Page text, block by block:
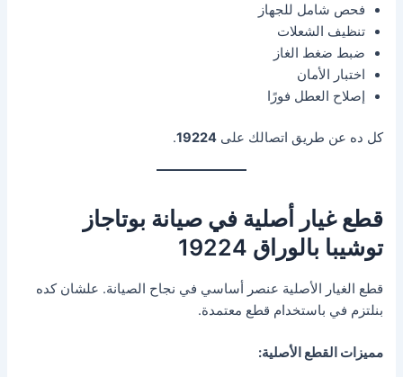
فحص شامل للجهاز
تنظيف الشعلات
ضبط ضغط الغاز
اختبار الأمان
إصلاح العطل فورًا
كل ده عن طريق اتصالك على19224
.
قطع غيار أصلية في صيانة بوتاجاز
توشيبا بالوراق 19224
قطع الغيار الأصلية عنصر أساسي في نجاح الصيانة. علشان كده
بنلتزم في باستخدام قطع معتمدة.
مميزات القطع الأصلية: